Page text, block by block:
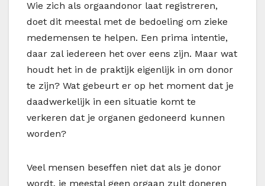
Wie zich als orgaandonor laat registreren,
doet dit meestal met de bedoeling om zieke
medemensen te helpen. Een prima intentie,
daar zal iedereen het over eens zijn. Maar wat
houdt het in de praktijk eigenlijk in om donor
te zijn? Wat gebeurt er op het moment dat je
daadwerkelijk in een situatie komt te
verkeren dat je organen gedoneerd kunnen
worden?
Veel mensen beseffen niet dat als je donor
wordt, je meestal geen orgaan zult doneren